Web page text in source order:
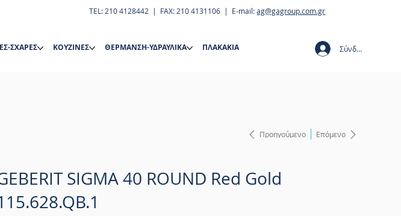
TEL: 210 4128442 | FAX: 210 4131106 | E-mail:ag@gagroup.com.gr
ΣΧΑΡΕΣ ΚΟΥΖΙΝΕΣ ΘΕΡΜΑΝΣΗ-ΥΔΡΑΥΛΙΚΑ ΠΛΑΚΑΚΙΑ Σύνδεση
Προηγούμενο Επόμενο
SIGMA 40 ROUND Red Gold